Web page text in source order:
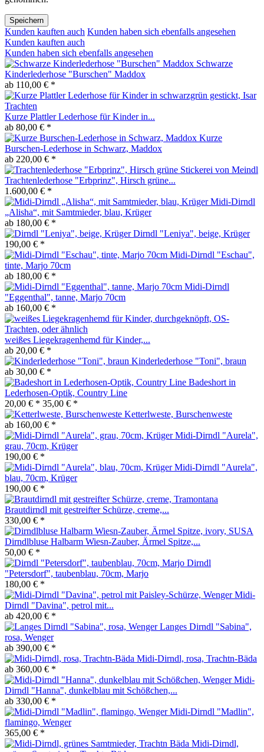
Speichern
Kunden kauften auch Kunden haben sich ebenfalls angesehen
Kunden kauften auch
Kunden haben sich ebenfalls angesehen
Schwarze
Kinderlederhose "Burschen" Maddox
ab 110,00 € *
Kurze Plattler Lederhose für Kinder in...
ab 80,00 € *
Kurze
Burschen-Lederhose in Schwarz, Maddox
ab 220,00 € *
Trachtenlederhose "Erbprinz", Hirsch grüne...
1.600,00 € *
Midi-Dirndl
„Alisha“, mit Samtmieder, blau, Krüger
ab 180,00 € *
Dirndl "Leniya", beige, Krüger
190,00 € *
Midi-Dirndl "Eschau",
tinte, Marjo 70cm
ab 180,00 € *
Midi-Dirndl
"Eggenthal", tanne, Marjo 70cm
ab 160,00 € *
weißes Liegekragenhemd für Kinder,...
ab 20,00 € *
Kinderlederhose "Toni", braun
ab 30,00 € *
Badeshort in
Lederhosen-Optik, Country Line
20,00 € * 35,00 € *
Ketterlweste, Burschenweste
ab 160,00 € *
Midi-Dirndl "Aurela",
grau, 70cm, Krüger
190,00 € *
Midi-Dirndl "Aurela",
blau, 70cm, Krüger
190,00 € *
Brautdirndl mit gestreifter Schürze, creme,...
330,00 € *
Dirndlbluse Halbarm Wiesn-Zauber, Ärmel Spitze,...
50,00 € *
Dirndl
"Petersdorf", taubenblau, 70cm, Marjo
180,00 € *
Midi-
Dirndl "Davina", petrol mit...
ab 420,00 € *
Langes Dirndl "Sabina",
rosa, Wenger
ab 390,00 € *
Midi-Dirndl, rosa, Trachtn-Bäda
ab 360,00 € *
Midi-
Dirndl "Hanna", dunkelblau mit Schößchen,...
ab 330,00 € *
Midi-Dirndl "Madlin",
flamingo, Wenger
365,00 € *
Midi-Dirndl,